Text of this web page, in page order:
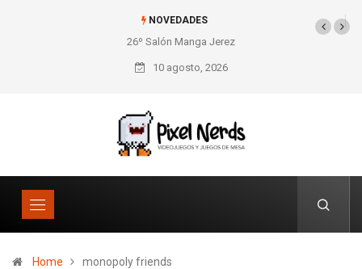
NOVEDADES
26º Salón Manga Jerez
10 agosto, 2026
Home monopoly friends